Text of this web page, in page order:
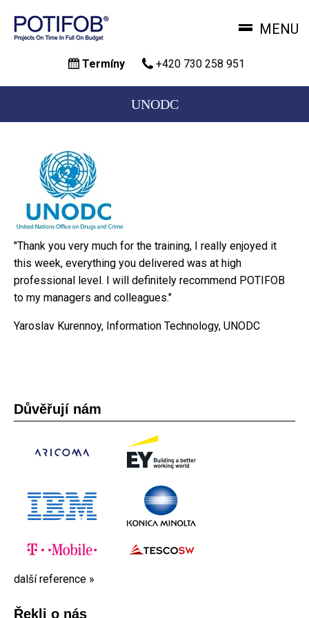
hlavnímu
MENU
Termíny +420 730 258 951
UNODC
"Thank you very much for the training, I really enjoyed it
this week, everything you delivered was at high
professional level. I will definitely recommend POTIFOB
to my managers and colleagues."
Yaroslav Kurennoy, Information Technology, UNODC
Důvěřují nám
další reference »
Řekli o nás